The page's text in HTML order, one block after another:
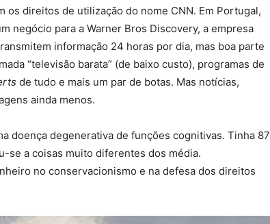
os direitos de utilização do nome CNN. Em Portugal,
negócio para a Warner Bros Discovery, a empresa
informação 24 horas por dia, mas boa parte
“televisão barata” (de baixo custo), programas de
de tudo e mais um par de botas. Mas notícias,
ainda menos.
doença degenerativa de funções cognitivas. Tinha 87
se a coisas muito diferentes dos média.
no conservacionismo e na defesa dos direitos